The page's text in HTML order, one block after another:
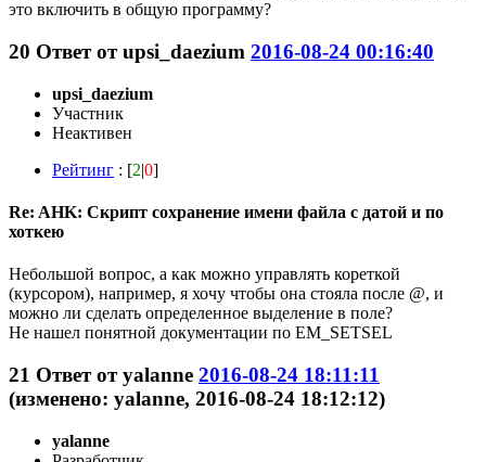
это включить в общую программу?
20 Ответ отupsi_daezium 2016-08-24 00:16:40
upsi_daezium
Участник
Неактивен
Рейтинг : [2|0]
Re: AHK: Скрипт сохранение имени файла с датой и по
хоткею
Небольшой вопрос, а как можно управлять кореткой
(курсором), например, я хочу чтобы она стояла после @, и
можно ли сделать определенное выделение в поле?
Не нашел понятной документации по EM_SETSEL
21 Ответ отyalanne 2016-08-24 18:11:11
(изменено: yalanne, 2016-08-24 18:12:12)
yalanne